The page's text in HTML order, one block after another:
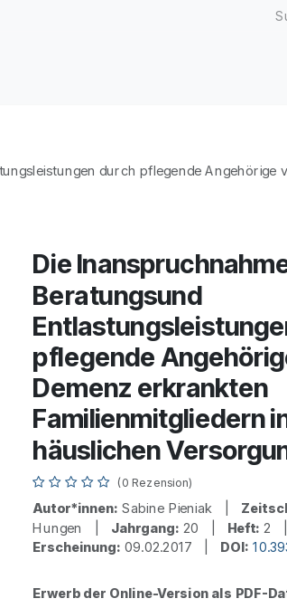
durch pflegende Angehörige
Die
Beratungsund
pflegende
Demenz erkrankten
Familienmitgliedern
häuslichen
(0 Rezension)
Autor*innen: Sabine Pieniak |
Hungen | Jahrgang: 20 | Heft: 2
Erscheinung: 09.02.2017 | DOI:
Erwerb der Online-Version als PDF-